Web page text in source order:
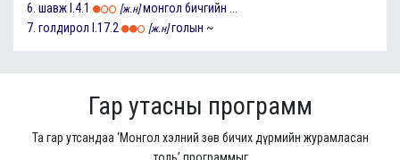
6. шавж I.4.1 [ж.н] монгол бичгийн ...
7. голдирол I.17.2 [ж.н] голын ~
Гар утасны программ
Та гар утсандаа ‘Монгол хэлний зөв бичих дүрмийн журамласан